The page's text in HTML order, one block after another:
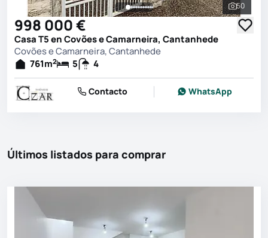
Ver
50
998 000 €
Casa T5 en Covões e Camarneira, Cantanhede
Covões e Camarneira, Cantanhede
761m2 5 4
Contacto WhatsApp
Últimos listados para comprar